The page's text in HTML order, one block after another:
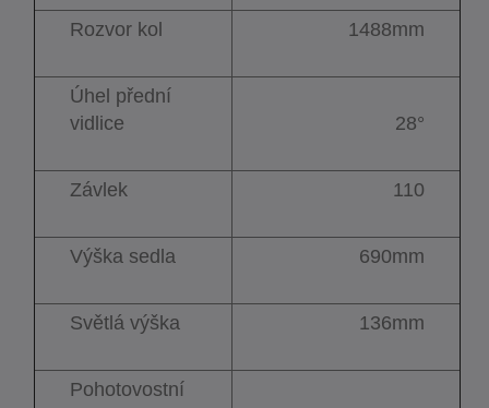
Rozvor kol 1488mm
Úhel přední
vidlice
28°
Závlek 110
Výška sedla 690mm
Světlá výška 136mm
Pohotovostní